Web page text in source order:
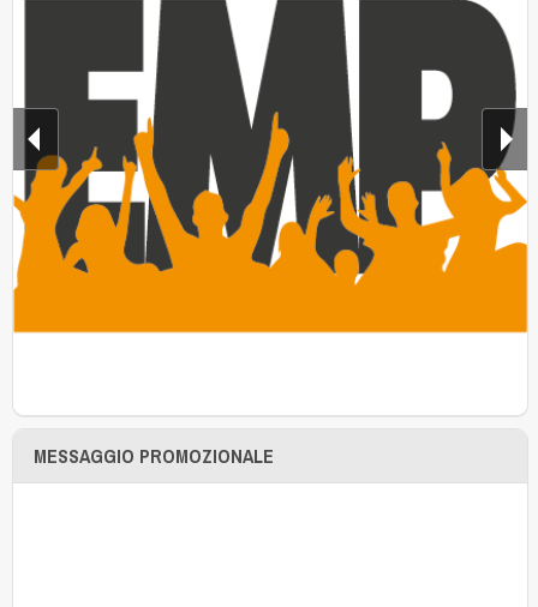
MESSAGGIO PROMOZIONALE